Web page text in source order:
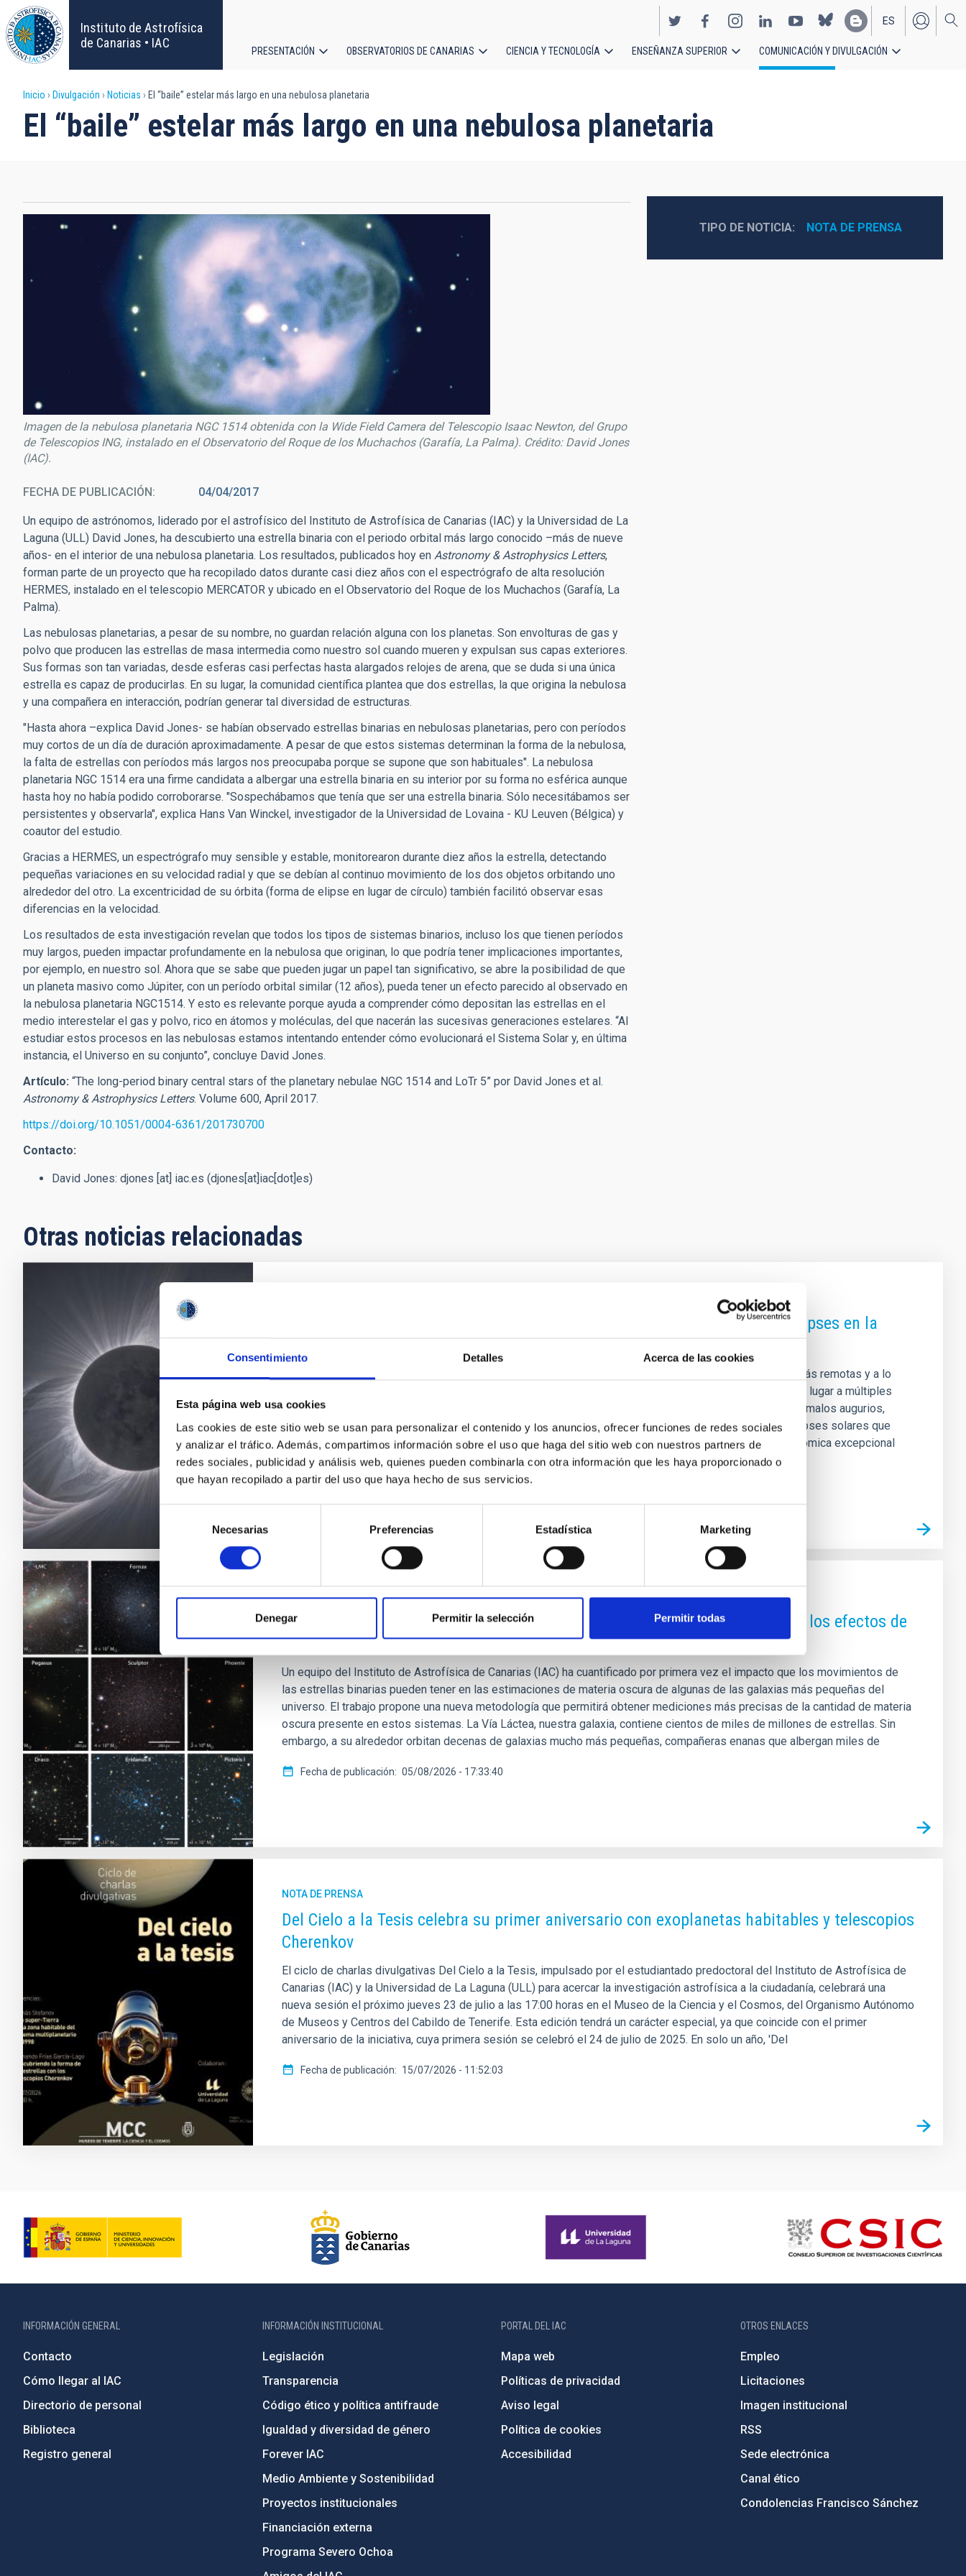
Consentimiento Detalles Acerca de las cookies
Esta página web usa cookies
Las cookies de este sitio web se usan para personalizar el contenido y los anuncios, ofrecer funciones de redes sociales
y analizar el tráfico. Además, compartimos información sobre el uso que haga del sitio web con nuestros partners de
redes sociales, publicidad y análisis web, quienes pueden combinarla con otra información que les haya proporcionado o
que hayan recopilado a partir del uso que haya hecho de sus servicios.
consentimiento
Necesarias Preferencias Estadística Marketing
Denegar Permitir la selección Permitir todas
Pasar
al
contenido
principal
Instituto de Astrofísica
de Canarias • IAC
EN
ES
principal
PRESENTACIÓN OBSERVATORIOS DE CANARIAS CIENCIA Y TECNOLOGÍA ENSEÑANZA SUPERIOR COMUNICACIÓN Y DIVULGACIÓN
Sobrescribir
enlaces
ayuda
navegación
Inicio Divulgación Noticias El “baile” estelar más largo en una nebulosa planetaria
El “baile” estelar más largo en una nebulosa planetaria
Imagen de la nebulosa planetaria NGC 1514 obtenida con la Wide Field Camera del Telescopio Isaac Newton, del Grupo
de Telescopios ING, instalado en el Observatorio del Roque de los Muchachos (Garafía, La Palma). Crédito: David Jones
(IAC).
FECHA DE PUBLICACIÓN 04/04/2017
Un equipo de astrónomos, liderado por el astrofísico del Instituto de Astrofísica de Canarias (IAC) y la Universidad de La
Laguna (ULL) David Jones, ha descubierto una estrella binaria con el periodo orbital más largo conocido –más de nueve
años- en el interior de una nebulosa planetaria. Los resultados, publicados hoy en Astronomy & Astrophysics Letters,
forman parte de un proyecto que ha recopilado datos durante casi diez años con el espectrógrafo de alta resolución
HERMES, instalado en el telescopio MERCATOR y ubicado en el Observatorio del Roque de los Muchachos (Garafía, La
Palma).
Las nebulosas planetarias, a pesar de su nombre, no guardan relación alguna con los planetas. Son envolturas de gas y
polvo que producen las estrellas de masa intermedia como nuestro sol cuando mueren y expulsan sus capas exteriores.
Sus formas son tan variadas, desde esferas casi perfectas hasta alargados relojes de arena, que se duda si una única
estrella es capaz de producirlas. En su lugar, la comunidad científica plantea que dos estrellas, la que origina la nebulosa
y una compañera en interacción, podrían generar tal diversidad de estructuras.
"Hasta ahora –explica David Jones- se habían observado estrellas binarias en nebulosas planetarias, pero con períodos
muy cortos de un día de duración aproximadamente. A pesar de que estos sistemas determinan la forma de la nebulosa,
la falta de estrellas con períodos más largos nos preocupaba porque se supone que son habituales". La nebulosa
planetaria NGC 1514 era una firme candidata a albergar una estrella binaria en su interior por su forma no esférica aunque
hasta hoy no había podido corroborarse. "Sospechábamos que tenía que ser una estrella binaria. Sólo necesitábamos ser
persistentes y observarla", explica Hans Van Winckel, investigador de la Universidad de Lovaina - KU Leuven (Bélgica) y
coautor del estudio.
Gracias a HERMES, un espectrógrafo muy sensible y estable, monitorearon durante diez años la estrella, detectando
pequeñas variaciones en su velocidad radial y que se debían al continuo movimiento de los dos objetos orbitando uno
alrededor del otro. La excentricidad de su órbita (forma de elipse en lugar de círculo) también facilitó observar esas
diferencias en la velocidad.
Los resultados de esta investigación revelan que todos los tipos de sistemas binarios, incluso los que tienen períodos
muy largos, pueden impactar profundamente en la nebulosa que originan, lo que podría tener implicaciones importantes,
por ejemplo, en nuestro sol. Ahora que se sabe que pueden jugar un papel tan significativo, se abre la posibilidad de que
un planeta masivo como Júpiter, con un período orbital similar (12 años), pueda tener un efecto parecido al observado en
la nebulosa planetaria NGC1514. Y esto es relevante porque ayuda a comprender cómo depositan las estrellas en el
medio interestelar el gas y polvo, rico en átomos y moléculas, del que nacerán las sucesivas generaciones estelares. “Al
estudiar estos procesos en las nebulosas estamos intentando entender cómo evolucionará el Sistema Solar y, en última
instancia, el Universo en su conjunto”, concluye David Jones.
Artículo: “The long-period binary central stars of the planetary nebulae NGC 1514 and LoTr 5” por David Jones et al.
Astronomy & Astrophysics Letters. Volume 600, April 2017.
https://doi.org/10.1051/0004-6361/201730700
Contacto:
David Jones: djones [at] iac.es (djones[at]iac[dot]es)
TIPO DE NOTICIA NOTA DE PRENSA
Otras noticias relacionadas
Eva Villaver participa en la presentación del libro ‘Eclipses. El Sol y sus eclipses en la
Los seres humanos han seguido los movimientos regulares del Sol y la Luna desde las civilizaciones más remotas y a lo
largo y ancho del planeta Tierra. Ocasionalmente, el Sol se oscurecía o la Luna se teñía de rojo y esto dio lugar a múltiples
interpretaciones más o menos disparatadas. A menudo estos eventos se consideraron como signos de malos augurios,
aunque también inspiraron mitos de carácter más lúdico e incluso amoroso. Con ocasión de los tres eclipses solares que
serán visibles desde España en 2026, 2027 (totales) y 2028 (anular) y que constituyen una tríada astronómica excepcional
Fecha de publicación 23/04/2026 - 13:03:23
NOTA DE PRENSA
El IAC lidera un estudio que revela que las estrellas binarias pueden imitar los efectos de
la materia oscura en las galaxias más pequeñas
Un equipo del Instituto de Astrofísica de Canarias (IAC) ha cuantificado por primera vez el impacto que los movimientos de
las estrellas binarias pueden tener en las estimaciones de materia oscura de algunas de las galaxias más pequeñas del
universo. El trabajo propone una nueva metodología que permitirá obtener mediciones más precisas de la cantidad de materia
oscura presente en estos sistemas. La Vía Láctea, nuestra galaxia, contiene cientos de miles de millones de estrellas. Sin
embargo, a su alrededor orbitan decenas de galaxias mucho más pequeñas, compañeras enanas que albergan miles de
Fecha de publicación 05/08/2026 - 17:33:40
NOTA DE PRENSA
Del Cielo a la Tesis celebra su primer aniversario con exoplanetas habitables y telescopios
Cherenkov
El ciclo de charlas divulgativas Del Cielo a la Tesis, impulsado por el estudiantado predoctoral del Instituto de Astrofísica de
Canarias (IAC) y la Universidad de La Laguna (ULL) para acercar la investigación astrofísica a la ciudadanía, celebrará una
nueva sesión el próximo jueves 23 de julio a las 17:00 horas en el Museo de la Ciencia y el Cosmos, del Organismo Autónomo
de Museos y Centros del Cabildo de Tenerife. Esta edición tendrá un carácter especial, ya que coincide con el primer
aniversario de la iniciativa, cuya primera sesión se celebró el 24 de julio de 2025. En solo un año, 'Del
Fecha de publicación 15/07/2026 - 11:52:03
INFORMACIÓN GENERAL
Contacto
Cómo llegar al IAC
Directorio de personal
Biblioteca
Registro general
INFORMACIÓN INSTITUCIONAL
Legislación
Transparencia
Código ético y política antifraude
Igualdad y diversidad de género
Forever IAC
Medio Ambiente y Sostenibilidad
Proyectos institucionales
Financiación externa
Programa Severo Ochoa
PORTAL DEL IAC
Mapa web
Políticas de privacidad
Aviso legal
Política de cookies
Accesibilidad
OTROS ENLACES
Empleo
Licitaciones
Imagen institucional
RSS
Sede electrónica
Canal ético
Condolencias Francisco Sánchez